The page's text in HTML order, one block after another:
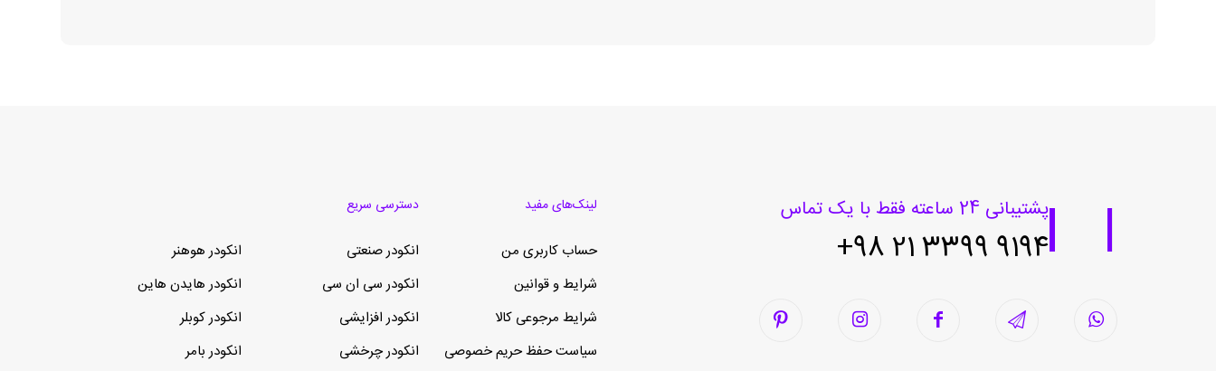
پشتیبانی 24 ساعته فقط با یک تماس
9194 3399 21 98+
لینک‌های مفید
حساب کاربری من
شرایط و قوانین
شرایط مرجوعی کالا
سیاست حفظ حریم خصوصی
دسترسی سریع
انکودر صنعتی
انکودر سی ان سی
انکودر افزایشی
انکودر چرخشی
انکودر هوهنر
انکودر هایدن هاین
انکودر کوبلر
انکودر بامر